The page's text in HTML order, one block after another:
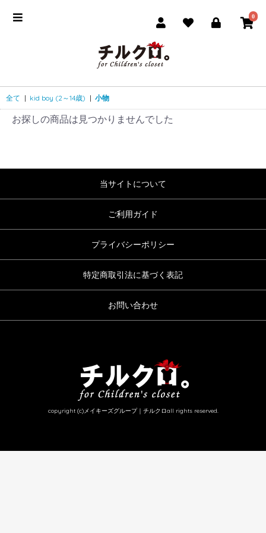
0
全て | kid boy (2～14歳) | 小物
お探しの商品は見つかりませんでした
当サイトについて
ご利用ガイド
プライバシーポリシー
特定商取引法に基づく表記
お問い合わせ
copyright (c)メイキーズグループ｜チルクロall rights reserved.